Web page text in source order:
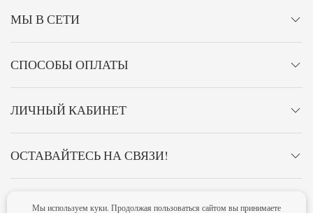
МЫ В СЕТИ
СПОСОБЫ ОПЛАТЫ
ЛИЧНЫЙ КАБИНЕТ
ОСТАВАЙТЕСЬ НА СВЯЗИ!
Мы используем куки. Продолжая пользоваться сайтом вы принимаете